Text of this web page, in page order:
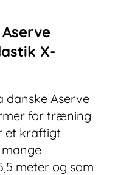
Aserve
X-
Aserve
for træning
et kraftigt
meter og som